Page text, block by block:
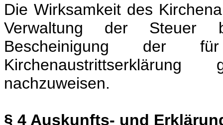
Die Wirksamkeit des
Verwaltung der Steuer
Bescheinigung der
nachzuweisen.
§ 4 Auskunfts- und